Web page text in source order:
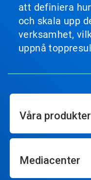
att definiera
och skala upp
verksamhet,
uppnå
Våra produkter
Mediacenter